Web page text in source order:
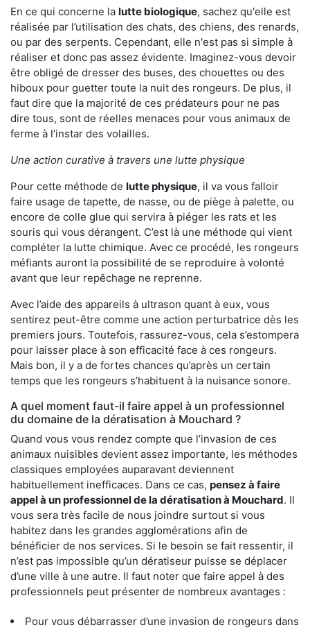
En ce qui concerne la lutte biologique, sachez qu'elle est
réalisée par l’utilisation des chats, des chiens, des renards,
ou par des serpents. Cependant, elle n'est pas si simple à
réaliser et donc pas assez évidente. Imaginez-vous devoir
être obligé de dresser des buses, des chouettes ou des
hiboux pour guetter toute la nuit des rongeurs. De plus, il
faut dire que la majorité de ces prédateurs pour ne pas
dire tous, sont de réelles menaces pour vous animaux de
ferme à l’instar des volailles.
Une action curative à travers une lutte physique
Pour cette méthode de lutte physique, il va vous falloir
faire usage de tapette, de nasse, ou de piège à palette, ou
encore de colle glue qui servira à piéger les rats et les
souris qui vous dérangent. C’est là une méthode qui vient
compléter la lutte chimique. Avec ce procédé, les rongeurs
méfiants auront la possibilité de se reproduire à volonté
avant que leur repêchage ne reprenne.
Avec l’aide des appareils à ultrason quant à eux, vous
sentirez peut-être comme une action perturbatrice dès les
premiers jours. Toutefois, rassurez-vous, cela s’estompera
pour laisser place à son efficacité face à ces rongeurs.
Mais bon, il y a de fortes chances qu’après un certain
temps que les rongeurs s’habituent à la nuisance sonore.
A quel moment faut-il faire appel à un professionnel
du domaine de la dératisation à Mouchard ?
Quand vous vous rendez compte que l’invasion de ces
animaux nuisibles devient assez importante, les méthodes
classiques employées auparavant deviennent
habituellement inefficaces. Dans ce cas, pensez à faire
appel à un professionnel de la dératisation à Mouchard. Il
vous sera très facile de nous joindre surtout si vous
habitez dans les grandes agglomérations afin de
bénéficier de nos services. Si le besoin se fait ressentir, il
n’est pas impossible qu’un dératiseur puisse se déplacer
d’une ville à une autre. Il faut noter que faire appel à des
professionnels peut présenter de nombreux avantages :
Pour vous débarrasser d’une invasion de rongeurs dans